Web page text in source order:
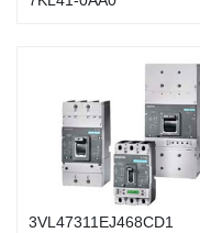
3VL47311EJ468CD1